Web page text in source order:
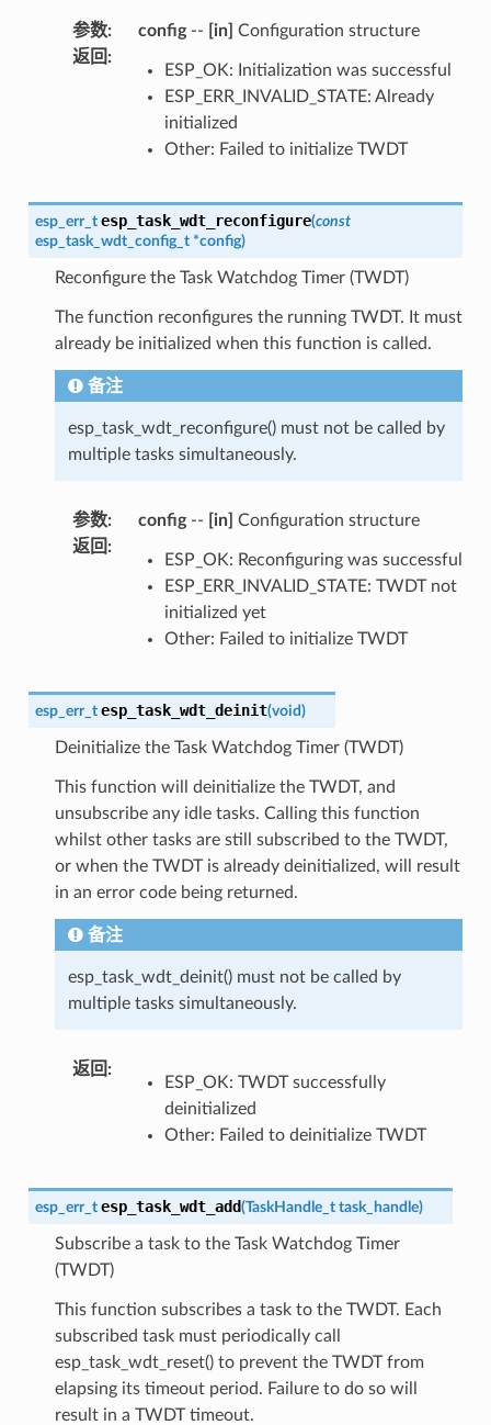
参数: config-- [in] Configuration structure
返回 :
ESP_OK: Initialization was successful
ESP_ERR_INVALID_STATE: Already
initialized
Other: Failed to initialize TWDT
esp_err_t esp_task_wdt_reconfigure(const
esp_task_wdt_config_t *config)
Reconfigure the Task Watchdog Timer (TWDT)
The function reconfigures the running TWDT. It must
already be initialized when this function is called.
备注
esp_task_wdt_reconfigure() must not be called by
multiple tasks simultaneously.
参数: config-- [in] Configuration structure
返回 :
ESP_OK: Reconfiguring was successful
ESP_ERR_INVALID_STATE: TWDT not
initialized yet
Other: Failed to initialize TWDT
esp_err_t esp_task_wdt_deinit(void)
Deinitialize the Task Watchdog Timer (TWDT)
This function will deinitialize the TWDT, and
unsubscribe any idle tasks. Calling this function
whilst other tasks are still subscribed to the TWDT,
or when the TWDT is already deinitialized, will result
in an error code being returned.
备注
esp_task_wdt_deinit() must not be called by
multiple tasks simultaneously.
返回 :
ESP_OK: TWDT successfully
deinitialized
Other: Failed to deinitialize TWDT
esp_err_t esp_task_wdt_add(TaskHandle_t task_handle)
Subscribe a task to the Task Watchdog Timer
(TWDT)
This function subscribes a task to the TWDT. Each
subscribed task must periodically call
esp_task_wdt_reset() to prevent the TWDT from
elapsing its timeout period. Failure to do so will
result in a TWDT timeout.